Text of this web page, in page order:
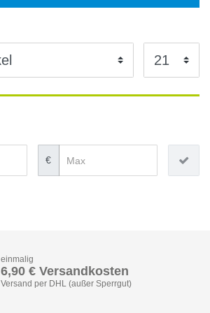
€
einmalig
6,90 € Versandkosten
Versand per DHL (außer Sperrgut)